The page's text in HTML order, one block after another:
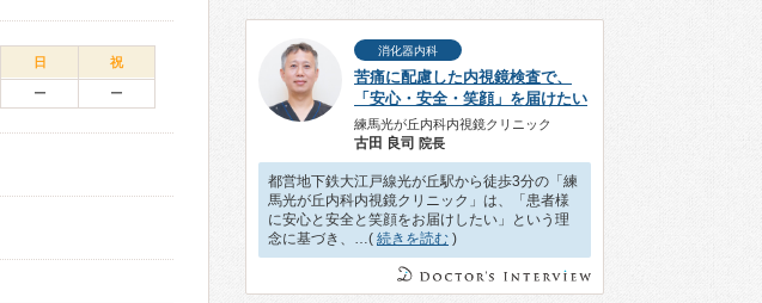
日 祝
ー ー
消化器内科
苦痛に配慮した内視鏡検査で、
「安心・安全・笑顔」を届けたい
練馬光が丘内科内視鏡クリニック
古田 良司 院長
都営地下鉄大江戸線光が丘駅から徒歩3分の「練
馬光が丘内科内視鏡クリニック」は、「患者様
に安心と安全と笑顔をお届けしたい」という理
念に基づき、…( 続きを読む )